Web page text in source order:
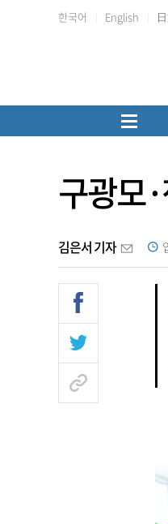
한국어 English
구광모
김은서 기자